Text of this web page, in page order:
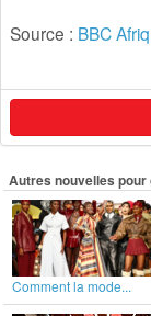
Source : BBC
Autres nouvelles
Comment la mode...